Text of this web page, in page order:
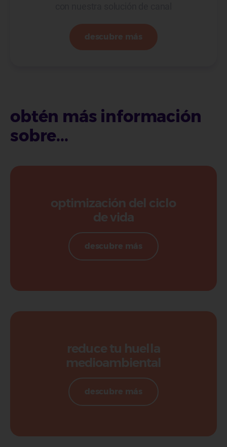
descubre más
obtén más información
sobre...
optimización del ciclo
de vida
descubre más
reduce tu huella
medioambiental
descubre más